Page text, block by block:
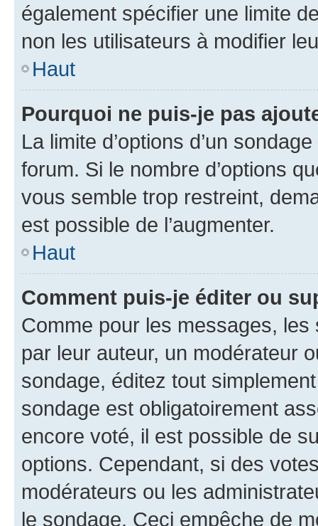
également spécifier une limite
non les utilisateurs à modifier
Haut
Pourquoi ne puis-je pas
La limite d’options d’un
forum. Si le nombre d’options
vous semble trop restreint,
est possible de l’augmenter.
Haut
Comment puis-je éditer ou
Comme pour les messages,
par leur auteur, un modérateur
sondage, éditez tout
sondage est obligatoirement
encore voté, il est possible de
options. Cependant, si des
modérateurs ou les
le sondage. Ceci empêche de